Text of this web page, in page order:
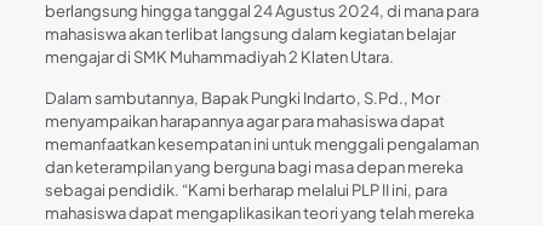
berlangsung hingga tanggal 24 Agustus 2024, di mana para
mahasiswa akan terlibat langsung dalam kegiatan belajar
mengajar di SMK Muhammadiyah 2 Klaten Utara.
Dalam sambutannya, Bapak Pungki Indarto, S.Pd., Mor
menyampaikan harapannya agar para mahasiswa dapat
memanfaatkan kesempatan ini untuk menggali pengalaman
dan keterampilan yang berguna bagi masa depan mereka
sebagai pendidik. “Kami berharap melalui PLP II ini, para
mahasiswa dapat mengaplikasikan teori yang telah mereka